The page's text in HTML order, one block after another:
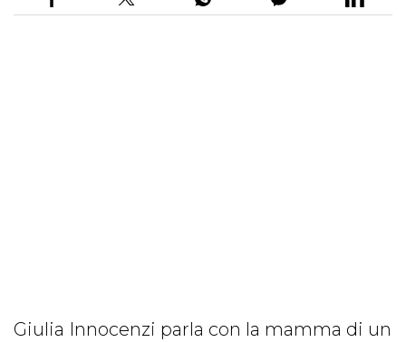
Giulia Innocenzi parla con la mamma di un